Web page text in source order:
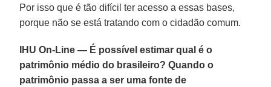
Por isso que é tão difícil ter acesso a essas bases,
porque não se está tratando com o cidadão comum.
IHU On-Line — É possível estimar qual é o
patrimônio médio do brasileiro? Quando o
patrimônio passa a ser uma fonte de